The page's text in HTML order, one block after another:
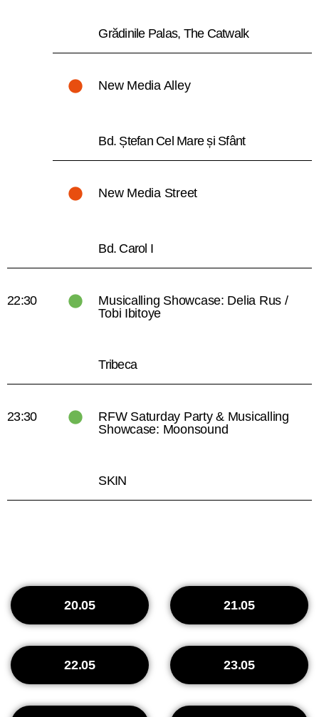
Grădinile Palas, The Catwalk
New Media Alley
Bd. Ștefan Cel Mare și Sfânt
New Media Street
Bd. Carol I
22:30
Musicalling Showcase: Delia Rus /
Tobi Ibitoye
Tribeca
23:30
RFW Saturday Party & Musicalling
Showcase: Moonsound
SKIN
20.05 21.05
22.05 23.05